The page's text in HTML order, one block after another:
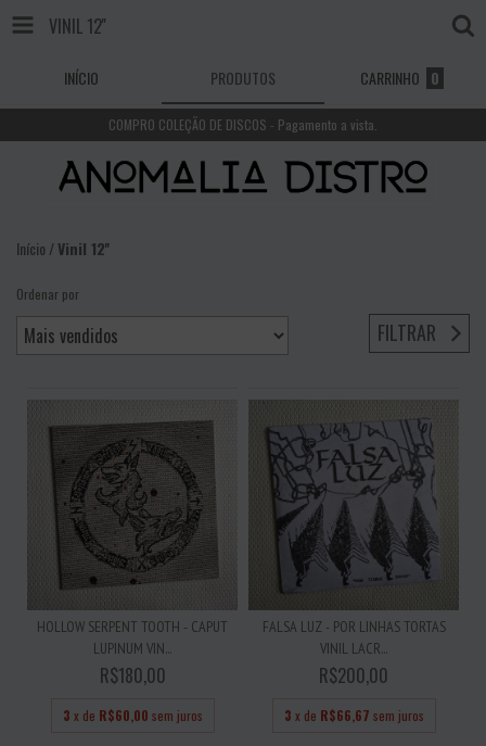
VINIL 12''
INÍCIO PRODUTOS CARRINHO 0
COMPRO COLEÇÃO DE DISCOS - Pagamento a vista.
Início /Vinil 12''
Ordenar por
FILTRAR
HOLLOW SERPENT TOOTH - CAPUT
LUPINUM VIN...
R$180,00
3 x de R$60,00 sem juros
FALSA LUZ - POR LINHAS TORTAS
VINIL LACR...
R$200,00
3 x de R$66,67 sem juros